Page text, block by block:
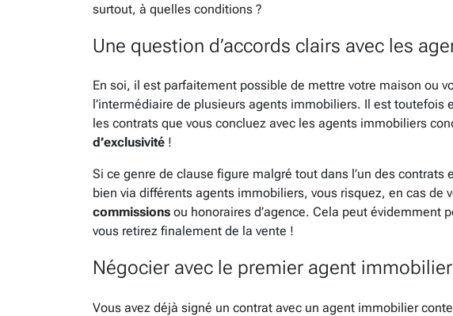
surtout, à quelles conditions ?
Une question d’accords clairs avec les
En soi, il est parfaitement possible de mettre votre maison ou
l’intermédiaire de plusieurs agents immobiliers. Il est
les contrats que vous concluez avec les agents immobiliers
d’exclusivité !
Si ce genre de clause figure malgré tout dans l’un des contrats
bien via différents agents immobiliers, vous risquez, en cas de
commissions ou honoraires d’agence. Cela peut évidemment
vous retirez finalement de la vente !
Négocier avec le premier agent immobilier
Vous avez déjà signé un contrat avec un agent immobilier